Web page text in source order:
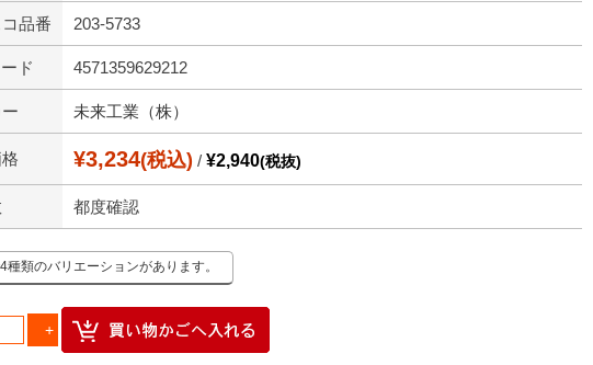
コ品番 203-5733
ド 4571359629212
未来工業（株）
¥3,234(税込) / ¥2,940(税抜)
都度確認
種類のバリエーションがあります。